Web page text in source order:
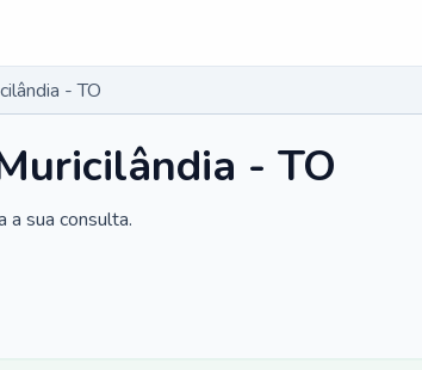
- TO
- TO
sua consulta.